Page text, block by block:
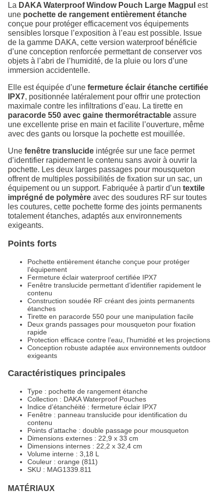
La DAKA Waterproof Window Pouch Large Magpul est
une pochette de rangement entièrement étanche
conçue pour protéger efficacement vos équipements
sensibles lorsque l’exposition à l’eau est possible. Issue
de la gamme DAKA, cette version waterproof bénéficie
d’une conception renforcée permettant de conserver vos
objets à l’abri de l’humidité, de la pluie ou lors d’une
immersion accidentelle.
Elle est équipée d’une fermeture éclair étanche certifiée
IPX7, positionnée latéralement pour offrir une protection
maximale contre les infiltrations d’eau. La tirette en
paracorde 550 avec gaine thermorétractable assure
une excellente prise en main et facilite l’ouverture, même
avec des gants ou lorsque la pochette est mouillée.
Une fenêtre translucide intégrée sur une face permet
d’identifier rapidement le contenu sans avoir à ouvrir la
pochette. Les deux larges passages pour mousqueton
offrent de multiples possibilités de fixation sur un sac, un
équipement ou un support. Fabriquée à partir d’un textile
imprégné de polymère avec des soudures RF sur toutes
les coutures, cette pochette forme des joints permanents
totalement étanches, adaptés aux environnements
exigeants.
Points forts
Pochette entièrement étanche conçue pour protéger
l’équipement
Fermeture éclair waterproof certifiée IPX7
Fenêtre translucide permettant d’identifier rapidement le
contenu
Construction soudée RF créant des joints permanents
étanches
Tirette en paracorde 550 pour une manipulation facile
Deux grands passages pour mousqueton pour fixation
rapide
Protection efficace contre l’eau, l’humidité et les projections
Conception robuste adaptée aux environnements outdoor
exigeants
Caractéristiques principales
Type : pochette de rangement étanche
Collection : DAKA Waterproof Pouches
Indice d’étanchéité : fermeture éclair IPX7
Fenêtre : panneau translucide pour identification du
contenu
Points d’attache : double passage pour mousqueton
Dimensions externes : 22,9 x 33 cm
Dimensions internes : 22,2 x 32,4 cm
Volume interne : 3,18 L
Couleur : orange (811)
SKU : MAG1339.811
MATÉRIAUX